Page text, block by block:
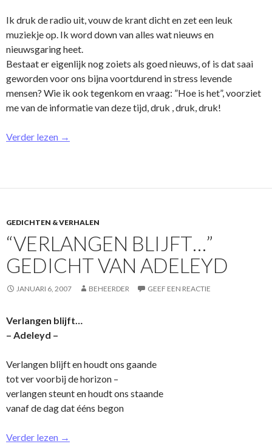
Ik druk de radio uit, vouw de krant dicht en zet een leuk
muziekje op. Ik word down van alles wat nieuws en
nieuwsgaring heet.
Bestaat er eigenlijk nog zoiets als goed nieuws, of is dat saai
geworden voor o­ns bijna voortdurend in stress levende
mensen? Wie ik ook tegenkom en vraag: ”Hoe is het”, voorziet
me van de informatie van deze tijd, druk , druk, druk!
Verder lezen →
GEDICHTEN & VERHALEN
“VERLANGEN BLIJFT…”
GEDICHT VAN ADELEYD
JANUARI 6, 2007 BEHEERDER GEEF EEN REACTIE
Verlangen blijft…
– Adeleyd –
Verlangen blijft en houdt o­ns gaande
tot ver voorbij de horizon –
verlangen steunt en houdt o­ns staande
vanaf de dag dat ééns begon
Verder lezen →